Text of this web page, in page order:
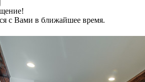
с Вами в ближайшее время.